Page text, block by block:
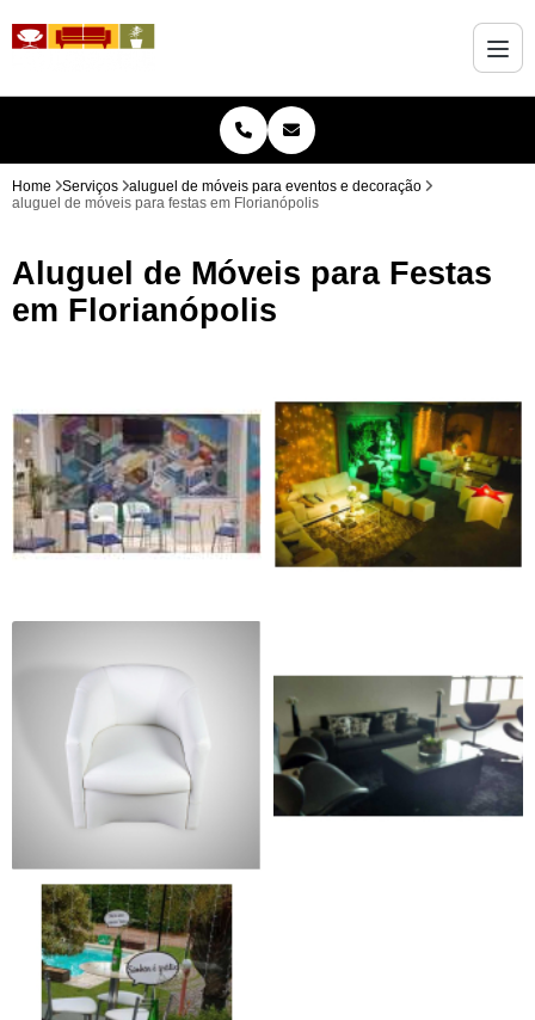
Home Serviços
aluguel de móveis para eventos e decoração
aluguel de móveis para festas em Florianópolis
Aluguel de Móveis para Festas
em Florianópolis